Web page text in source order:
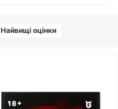
Найвищі оцінки